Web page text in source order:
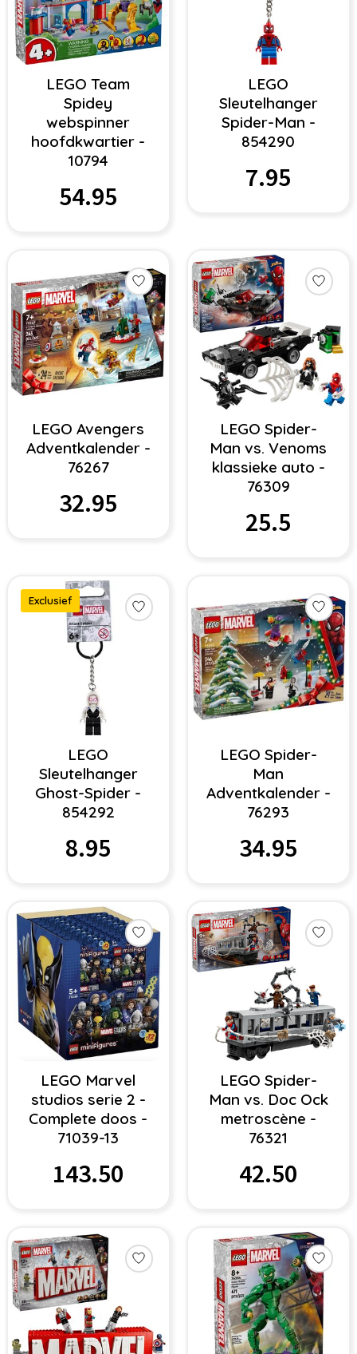
LEGO Team
Spidey
webspinner
hoofdkwartier -
10794
54.95
LEGO
Sleutelhanger
Spider-Man -
854290
7.95
LEGO Avengers
Adventkalender -
76267
32.95
LEGO Spider-
Man vs. Venoms
klassieke auto -
76309
25.5
Exclusief
LEGO
Sleutelhanger
Ghost-Spider -
854292
8.95
LEGO Spider-
Man
Adventkalender -
76293
34.95
LEGO Marvel
studios serie 2 -
Complete doos -
71039-13
143.50
LEGO Spider-
Man vs. Doc Ock
metroscène -
76321
42.50